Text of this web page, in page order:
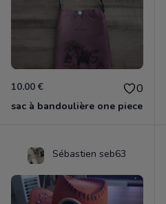
10.00 € 0
sac à bandoulière one piece
Sébastien seb63